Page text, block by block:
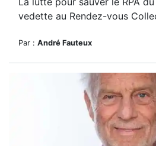
vedette au Rendez-vous
Par : André Fauteux